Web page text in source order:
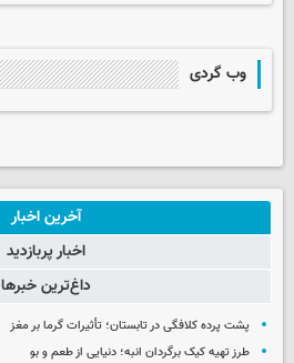
وب گردی
آخرین اخبار
اخبار پربازدید
داغ‌ترین خبرها
پشت پرده کلافگی در تابستان؛ تأثیرات گرما بر مغز
طرز تهیه کیک برگردان انبه؛ دنیایی از طعم و بو